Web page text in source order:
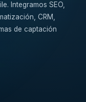
Integramos SEO,
CRM,
de captación